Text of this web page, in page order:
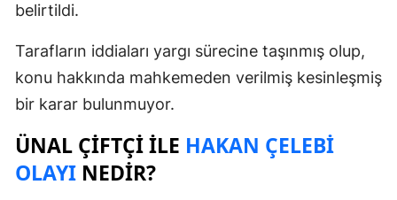
belirtildi.
Tarafların iddiaları yargı sürecine taşınmış olup,
konu hakkında mahkemeden verilmiş kesinleşmiş
bir karar bulunmuyor.
ÜNAL ÇIFTÇI ILE HAKAN ÇELEBI
OLAYI NEDIR?